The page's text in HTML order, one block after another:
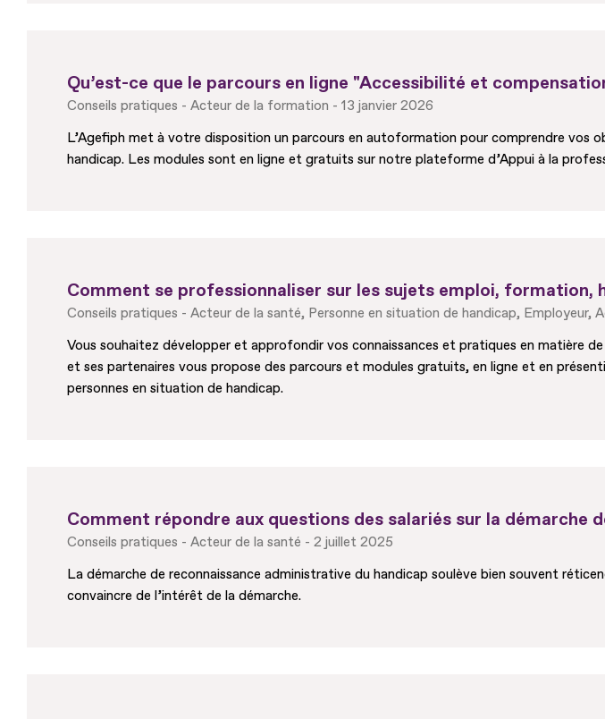
Qu’est-ce que le parcours en ligne "Accessibilité et
Conseils pratiques Acteur de la formation
13 janvier 2026
L’Agefiph met à votre disposition un parcours en autoformation pour comprendre vos
handicap. Les modules sont en ligne et gratuits sur notre plateforme d’Appui à la
Comment se professionnaliser sur les sujets emploi, formation,
Conseils pratiques Acteur de la santé Personne en situation de handicap Employeur
Vous souhaitez développer et approfondir vos connaissances et pratiques en matière
et ses partenaires vous propose des parcours et modules gratuits, en ligne et en
personnes en situation de handicap.
Comment répondre aux questions des salariés sur la démarche
Conseils pratiques Acteur de la santé
2 juillet 2025
La démarche de reconnaissance administrative du handicap soulève bien souvent
convaincre de l’intérêt de la démarche.